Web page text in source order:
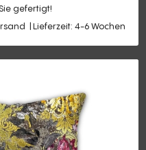
gefertigt!
Lieferzeit: 4-6 Wochen